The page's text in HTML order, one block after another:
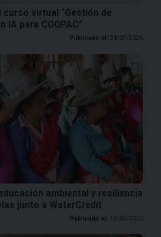
virtual “Gestión de
IA para COOPAC”
Publicado el: 21/07/2026
ambiental y resiliencia
junto a WaterCredit
Publicado el: 12/06/2026